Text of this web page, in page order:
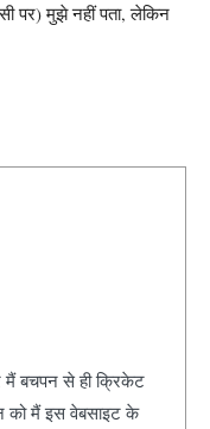
पर) मुझे नहीं पता, लेकिन
मैं बचपन से ही क्रिकेट
को मैं इस वेबसाइट के